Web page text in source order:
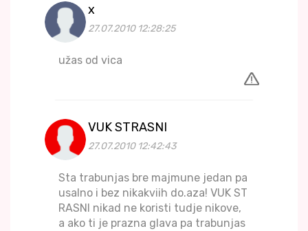
x
27.07.2010 12:28:25
užas od vica
VUK STRASNI
27.07.2010 12:42:43
Sta trabunjas bre majmune jedan pa
usalno i bez nikakviih do.aza! VUK ST
RASNI nikad ne koristi tudje nikove,
a ako ti je prazna glava pa trabunjas